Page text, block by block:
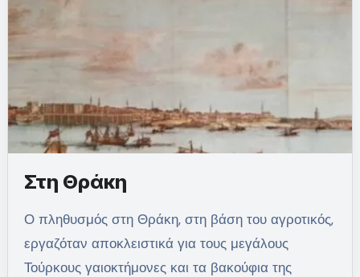
Στη Θράκη
Ο πληθυσμός στη Θράκη, στη βάση του αγροτικός,
εργαζόταν αποκλειστικά για τους μεγάλους
Τούρκους γαιοκτήμονες και τα βακούφια της